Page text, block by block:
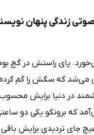
زندگی پنهان
پای راستش در گچ
می‌شد که سگش را گم
در دنیا برایش
که برونکو یکی دو
جای تردیدی برایش باقی